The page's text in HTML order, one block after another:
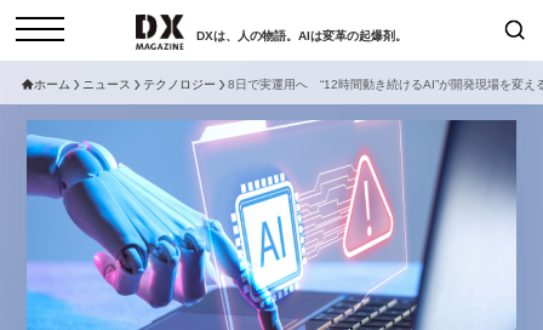
DXは、人の物語。AIは変革の起爆剤。
インタビュー
セミナー ニュース
サービスメニュー 日本オムニチャネル協会
トップページ
特集
検索
現在開催予定のセミナー
ホーム ニュース テクノロジー 8日で実運用へ “12時間動き続けるAI”が開発現場を変え